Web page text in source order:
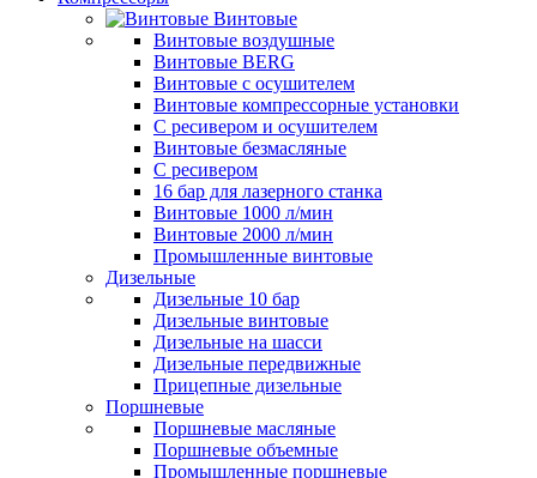
Винтовые
Винтовые воздушные
Винтовые BERG
Винтовые с осушителем
Винтовые компрессорные установки
C ресивером и осушителем
Винтовые безмасляные
C ресивером
16 бар для лазерного станка
Винтовые 1000 л/мин
Винтовые 2000 л/мин
Промышленные винтовые
Дизельные
Дизельные 10 бар
Дизельные винтовые
Дизельные на шасси
Дизельные передвижные
Прицепные дизельные
Поршневые
Поршневые масляные
Поршневые объемные
Промышленные поршневые